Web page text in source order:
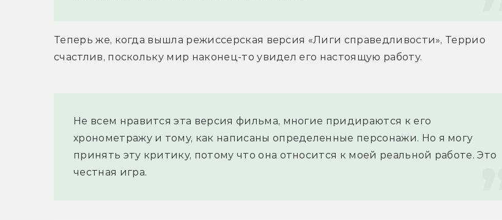
Теперь же, когда вышла режиссерская версия «Лиги справедливости», Террио
счастлив, поскольку мир наконец-то увидел его настоящую работу.
Не всем нравится эта версия фильма, многие придираются к его
хронометражу и тому, как написаны определенные персонажи. Но я могу
принять эту критику, потому что она относится к моей реальной работе. Это
честная игра.